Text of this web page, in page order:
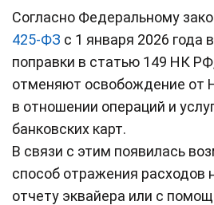
Согласно Федеральному
425-ФЗ с 1 января 2026 года
поправки в статью 149 НК
отменяют освобождение от
в отношении операций и
банковских карт.
В связи с этим появилась
способ отражения расходов
отчету эквайера или с